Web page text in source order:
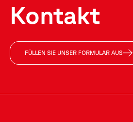
Kontakt
FÜLLEN SIE UNSER FORMULAR AUS